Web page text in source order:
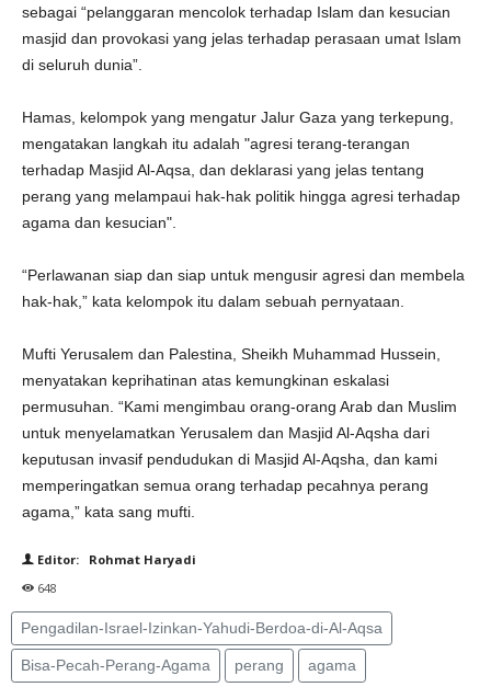
sebagai “pelanggaran mencolok terhadap Islam dan kesucian
masjid dan provokasi yang jelas terhadap perasaan umat Islam
di seluruh dunia”.
Hamas, kelompok yang mengatur Jalur Gaza yang terkepung,
mengatakan langkah itu adalah "agresi terang-terangan
terhadap Masjid Al-Aqsa, dan deklarasi yang jelas tentang
perang yang melampaui hak-hak politik hingga agresi terhadap
agama dan kesucian".
“Perlawanan siap dan siap untuk mengusir agresi dan membela
hak-hak,” kata kelompok itu dalam sebuah pernyataan.
Mufti Yerusalem dan Palestina, Sheikh Muhammad Hussein,
menyatakan keprihatinan atas kemungkinan eskalasi
permusuhan. “Kami mengimbau orang-orang Arab dan Muslim
untuk menyelamatkan Yerusalem dan Masjid Al-Aqsha dari
keputusan invasif pendudukan di Masjid Al-Aqsha, dan kami
memperingatkan semua orang terhadap pecahnya perang
agama,” kata sang mufti.
Editor: Rohmat Haryadi
648
Pengadilan-Israel-Izinkan-Yahudi-Berdoa-di-Al-Aqsa
Bisa-Pecah-Perang-Agama perang agama